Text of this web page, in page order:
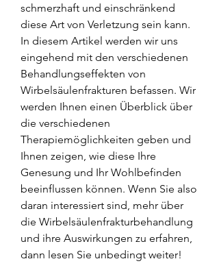
schmerzhaft und einschränkend
diese Art von Verletzung sein kann.
In diesem Artikel werden wir uns
eingehend mit den verschiedenen
Behandlungseffekten von
Wirbelsäulenfrakturen befassen. Wir
werden Ihnen einen Überblick über
die verschiedenen
Therapiemöglichkeiten geben und
Ihnen zeigen, wie diese Ihre
Genesung und Ihr Wohlbefinden
beeinflussen können. Wenn Sie also
daran interessiert sind, mehr über
die Wirbelsäulenfrakturbehandlung
und ihre Auswirkungen zu erfahren,
dann lesen Sie unbedingt weiter!